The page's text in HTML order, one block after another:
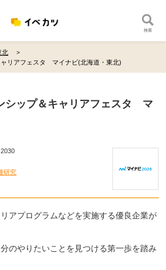
検索
北
リアフェスタ マイナビ(北海道・東北)
シップ＆キャリアフェスタ マ
研究
アプログラムなどを実施する優良企業が
のやりたいことを見つける第一歩を踏み